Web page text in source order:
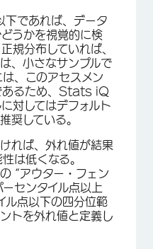
下であれば、データ
うかを視覚的に検
規分布していれば、
、小さなサンプルで
、このアセスメン
あるため、Stats iQ
対してはデフォルト
奨している。
れば、外れ値が結果
は低くなる。
“アウター・フェン
センタイル点以上
ル点以下の四分位範
トを外れ値と定義し